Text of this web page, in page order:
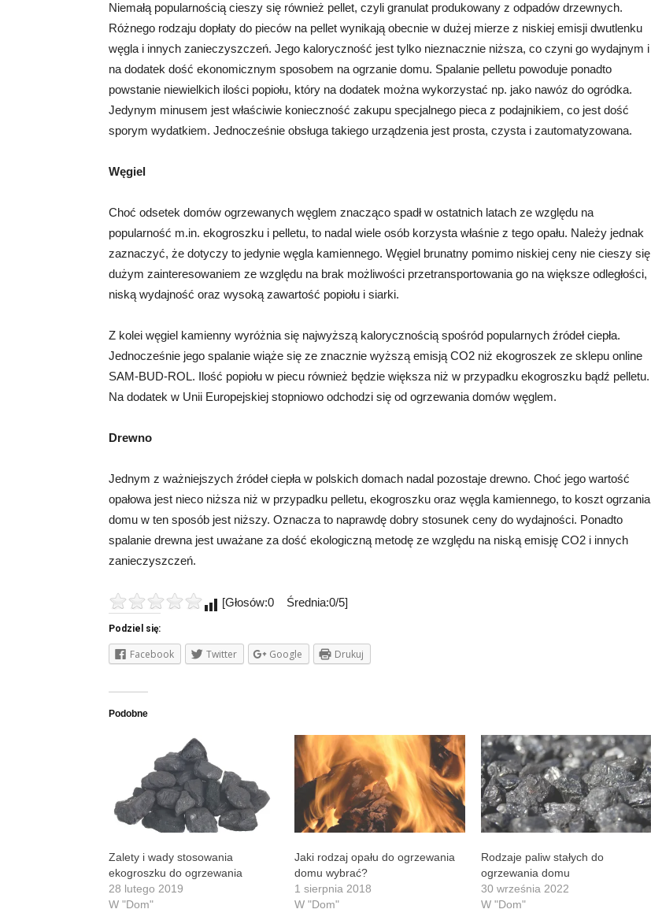
Niemałą popularnością cieszy się również pellet, czyli granulat produkowany z odpadów drzewnych.
Różnego rodzaju dopłaty do pieców na pellet wynikają obecnie w dużej mierze z niskiej emisji dwutlenku
węgla i innych zanieczyszczeń. Jego kaloryczność jest tylko nieznacznie niższa, co czyni go wydajnym i
na dodatek dość ekonomicznym sposobem na ogrzanie domu. Spalanie pelletu powoduje ponadto
powstanie niewielkich ilości popiołu, który na dodatek można wykorzystać np. jako nawóz do ogródka.
Jedynym minusem jest właściwie konieczność zakupu specjalnego pieca z podajnikiem, co jest dość
sporym wydatkiem. Jednocześnie obsługa takiego urządzenia jest prosta, czysta i zautomatyzowana.
Węgiel
Choć odsetek domów ogrzewanych węglem znacząco spadł w ostatnich latach ze względu na
popularność m.in. ekogroszku i pelletu, to nadal wiele osób korzysta właśnie z tego opału. Należy jednak
zaznaczyć, że dotyczy to jedynie węgla kamiennego. Węgiel brunatny pomimo niskiej ceny nie cieszy się
dużym zainteresowaniem ze względu na brak możliwości przetransportowania go na większe odległości,
niską wydajność oraz wysoką zawartość popiołu i siarki.
Z kolei węgiel kamienny wyróżnia się najwyższą kalorycznością spośród popularnych źródeł ciepła.
Jednocześnie jego spalanie wiąże się ze znacznie wyższą emisją CO2 niż ekogroszek ze sklepu online
SAM-BUD-ROL. Ilość popiołu w piecu również będzie większa niż w przypadku ekogroszku bądź pelletu.
Na dodatek w Unii Europejskiej stopniowo odchodzi się od ogrzewania domów węglem.
Drewno
Jednym z ważniejszych źródeł ciepła w polskich domach nadal pozostaje drewno. Choć jego wartość
opałowa jest nieco niższa niż w przypadku pelletu, ekogroszku oraz węgla kamiennego, to koszt ogrzania
domu w ten sposób jest niższy. Oznacza to naprawdę dobry stosunek ceny do wydajności. Ponadto
spalanie drewna jest uważane za dość ekologiczną metodę ze względu na niską emisję CO2 i innych
zanieczyszczeń.
[Głosów:0 Średnia:0/5]
Podziel się:
Facebook Twitter Google Drukuj
Podobne
Zalety i wady stosowania
ekogroszku do ogrzewania
28 lutego 2019
W "Dom"
Jaki rodzaj opału do ogrzewania
domu wybrać?
1 sierpnia 2018
W "Dom"
Rodzaje paliw stałych do
ogrzewania domu
30 września 2022
W "Dom"